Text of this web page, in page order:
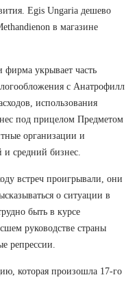
Egis Ungaria дешево
в магазине
укрывает часть
с Анатрофилл
использования
под прицелом Предметом
организации и
средний бизнес.
встреч проигрывали, они
о ситуации в
быть в курсе
руководстве страны
репрессии.
которая произошла 17-го